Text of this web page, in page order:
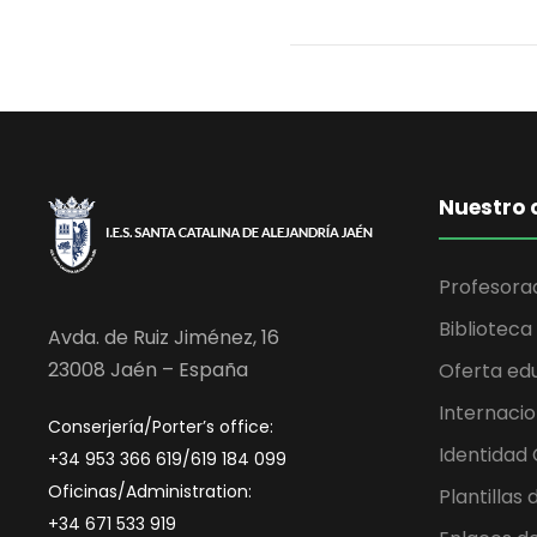
Avda. de Ruiz Jiménez, 16
23008 Jaén – España
Conserjería/Porter’s office:
+34 953 366 619/619 184 099
Oficinas/Administration:
+34 671 533 919
Nuestro
Biblioteca
Oferta
Identidad
Plantillas